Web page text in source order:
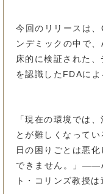
今回のリリースは
ンデミックの中で
床的に検証された
を認識したFDAによ
「現在の環境では
とが難しくなって
日の困りごとは悪
できません。」
ト・コリンズ教授は